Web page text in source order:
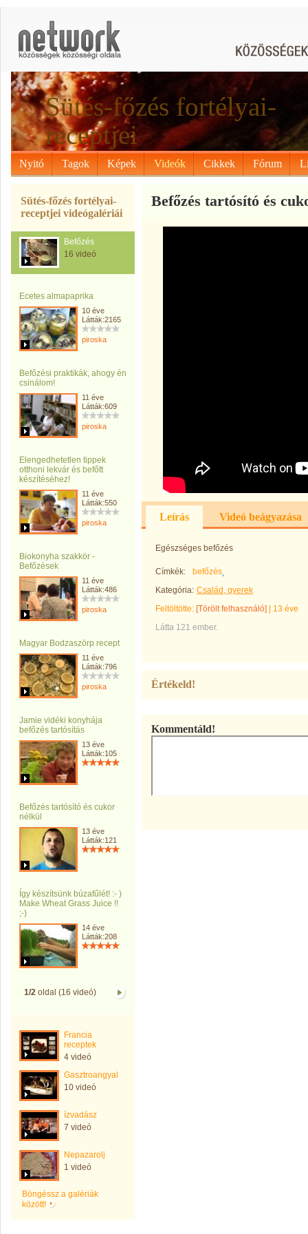
Sütés-főzés fortélyai-
receptjei
Nyitó Tagok Képek Videók Cikkek Fórum
Sütés-főzés fortélyai-
receptjei videógalériái
Befőzés
16 videó
Ecetes almapaprika
10 éve
Látták:2165
piroska
Befőzési praktikák, ahogy én
csinálom!
11 éve
Látták:609
piroska
Elengedhetetlen tippek
otthoni lekvár és befőtt
készítéséhez!
11 éve
Látták:550
piroska
Biokonyha szakkör -
Befőzések
11 éve
Látták:486
piroska
Magyar Bodzaszörp recept
11 éve
Látták:796
piroska
Jamie vidéki konyhája
befőzés tartósítás
13 éve
Látták:105
Befőzés tartósító és cukor
nélkül
13 éve
Látták:121
Így készítsünk búzafűlét! :- )
Make Wheat Grass Juice !!
;-)
14 éve
Látták:208
1/2oldal (16 videó)
Francia
receptek
4 videó
Gasztroangyal
10 videó
ízvadász
7 videó
Nepazarolj
1 videó
Böngéssz a galériák
között!
Befőzés tartósító és
Leírás Videó beágyazása
Egészséges befőzés
Címkék:
befőzés
Kategória: Család, gyerek
Feltöltötte: [Törölt felhasználó]
13 éve
Látta 121 ember.
Értékeld!
Kommentáld!